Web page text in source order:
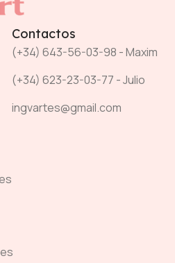
Contactos
(+34) 643-56-03-98 - Maxim
(+34) 623-23-03-77 - Julio
ingvartes@gmail.com